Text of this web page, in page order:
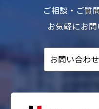
ご相談・ご質
お気軽にお問
お問い合わせ